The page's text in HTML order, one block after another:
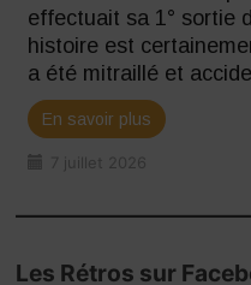
effectuait sa 1° sortie
histoire est
a été mitraillé et
En savoir plus
7 juillet 2026
Les Rétros sur